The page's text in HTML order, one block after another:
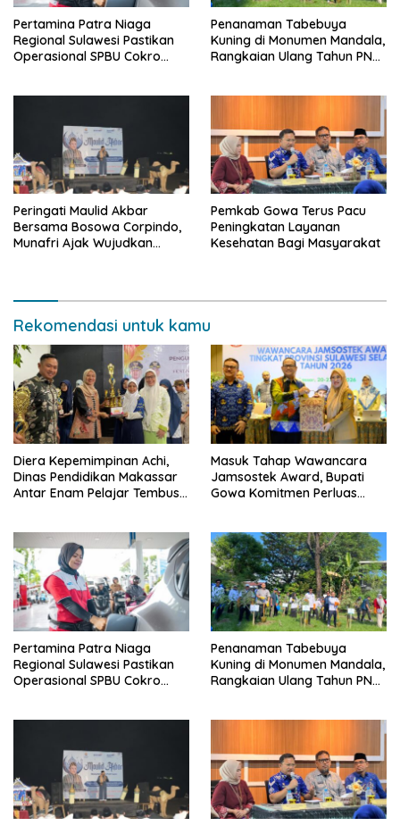
Pertamina Patra Niaga
Regional Sulawesi Pastikan
Operasional SPBU Cokro
Penanaman Tabebuya
Kuning di Monumen Mandala,
Rangkaian Ulang Tahun PNM
Peringati Maulid Akbar
Bersama Bosowa Corpindo,
Munafri Ajak Wujudkan
Pemkab Gowa Terus Pacu
Peningkatan Layanan
Kesehatan Bagi Masyarakat
Rekomendasi untuk kamu
Diera Kepemimpinan Achi,
Dinas Pendidikan Makassar
Antar Enam Pelajar Tembus
Masuk Tahap Wawancara
Jamsostek Award, Bupati
Gowa Komitmen Perluas
Pertamina Patra Niaga
Regional Sulawesi Pastikan
Operasional SPBU Cokro
Penanaman Tabebuya
Kuning di Monumen Mandala,
Rangkaian Ulang Tahun PNM